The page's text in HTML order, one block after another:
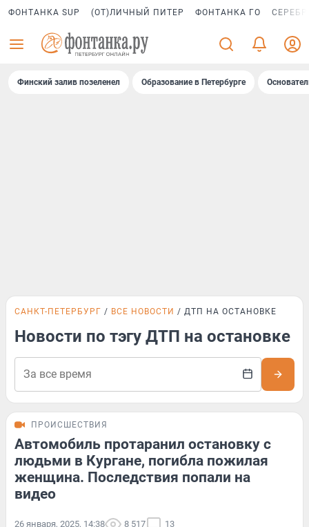
ФОНТАНКА SUP (ОТ)ЛИЧНЫЙ ПИТЕР ФОНТАНКА ГО
Финский залив позеленел Образование в Петербурге
САНКТ-ПЕТЕРБУРГ ВСЕ НОВОСТИ ДТП НА ОСТАНОВКЕ
Новости по тэгу ДТП на остановке
ПРОИСШЕСТВИЯ
Автомобиль протаранил остановку с
людьми в Кургане, погибла пожилая
женщина. Последствия попали на
видео
26 января, 2025, 14:38 8 517 13